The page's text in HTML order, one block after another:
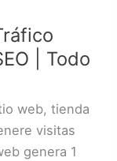
| Todo
web, tienda
visitas
genera 1